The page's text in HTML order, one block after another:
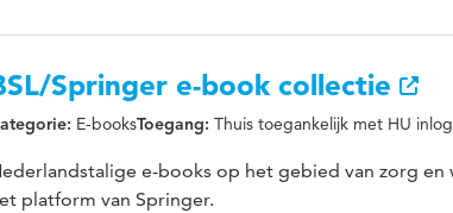
Springer e-book collectie
E-booksToegang: Thuis toegankelijk met HU inlog
e-books op het gebied van zorg
platform van Springer.